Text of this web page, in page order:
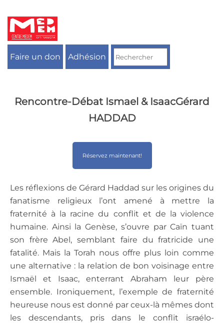
contenu
Faire un don Adhésion
Rencontre-Débat Ismael & IsaacGérard
HADDAD
Réservez maintenant!
Les réflexions de Gérard Haddad sur les origines du
fanatisme religieux l’ont amené à mettre la
fraternité à la racine du conflit et de la violence
humaine. Ainsi la Genèse, s’ouvre par Caïn tuant
son frère Abel, semblant faire du fratricide une
fatalité. Mais la Torah nous offre plus loin comme
une alternative : la relation de bon voisinage entre
Ismaël et Isaac, enterrant Abraham leur père
ensemble. Ironiquement, l’exemple de fraternité
heureuse nous est donné par ceux-là mêmes dont
les descendants, pris dans le conflit israélo-